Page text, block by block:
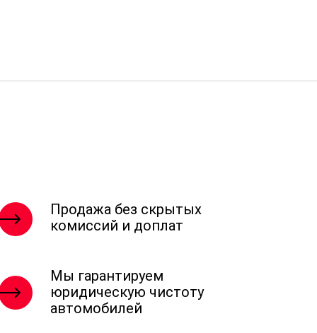
Продажа без скрытых
комиссий и доплат
Мы гарантируем
юридическую чистоту
автомобилей